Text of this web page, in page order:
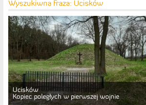
Wyszukiwna fraza: Ucisków
Ucisków
Kopiec poległych w pierwszej wojnie